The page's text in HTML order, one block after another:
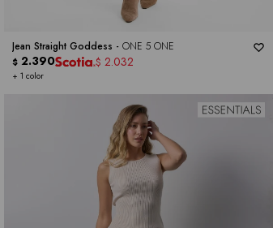
Jean Straight Goddess - ONE 5 ONE
+ 1 color
$ 2.390 $ 2.032